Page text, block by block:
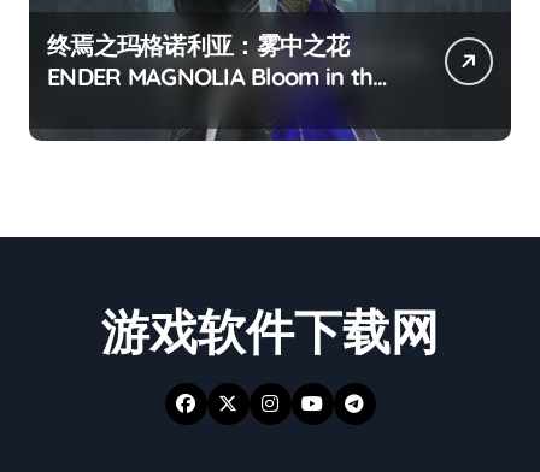
终焉之玛格诺利亚：雾中之花
ENDER MAGNOLIA Bloom in the
游戏软件下载网